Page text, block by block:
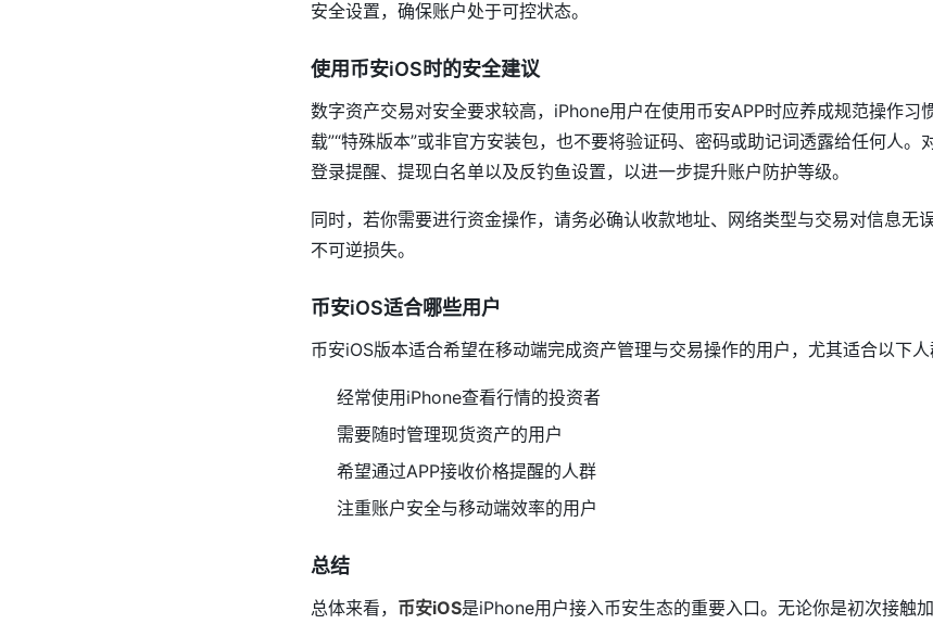
安全设置，确保账户处于可控状态。
使用币安iOS时的安全建议
数字资产交易对安全要求较高，iPhone用户在使用币安APP时应养成规范操作习
载”“特殊版本”或非官方安装包，也不要将验证码、密码或助记词透露给任何人。
登录提醒、提现白名单以及反钓鱼设置，以进一步提升账户防护等级。
同时，若你需要进行资金操作，请务必确认收款地址、网络类型与交易对信息无
不可逆损失。
币安iOS适合哪些用户
币安iOS版本适合希望在移动端完成资产管理与交易操作的用户，尤其适合以下人
经常使用iPhone查看行情的投资者
需要随时管理现货资产的用户
希望通过APP接收价格提醒的人群
注重账户安全与移动端效率的用户
总结
总体来看， 币安iOS是iPhone用户接入币安生态的重要入口。无论你是初次接触